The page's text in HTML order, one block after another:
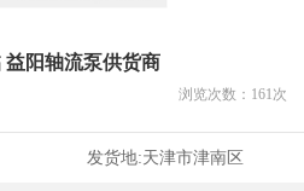
益阳轴流泵供货商
浏览次数： 161次
发货地:天津市津南区